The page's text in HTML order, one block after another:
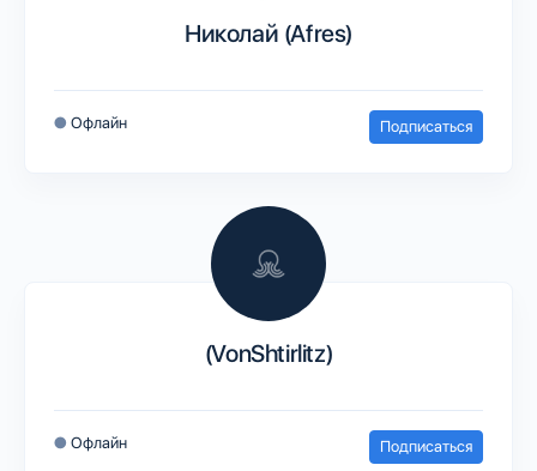
Николай (Afres)
● Офлайн Подписаться
(VonShtirlitz)
● Офлайн Подписаться